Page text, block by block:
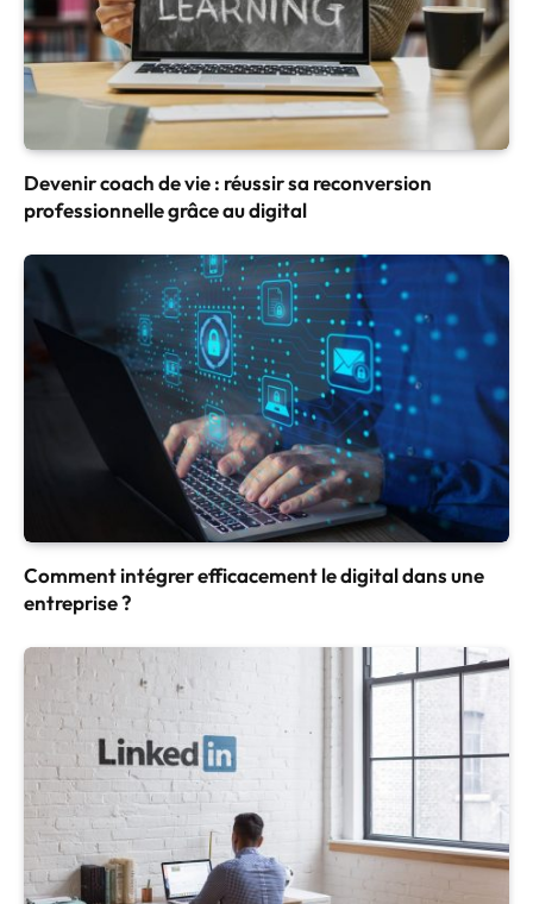
Devenir coach de vie : réussir sa reconversion
professionnelle grâce au digital
Comment intégrer efficacement le digital dans une
entreprise ?